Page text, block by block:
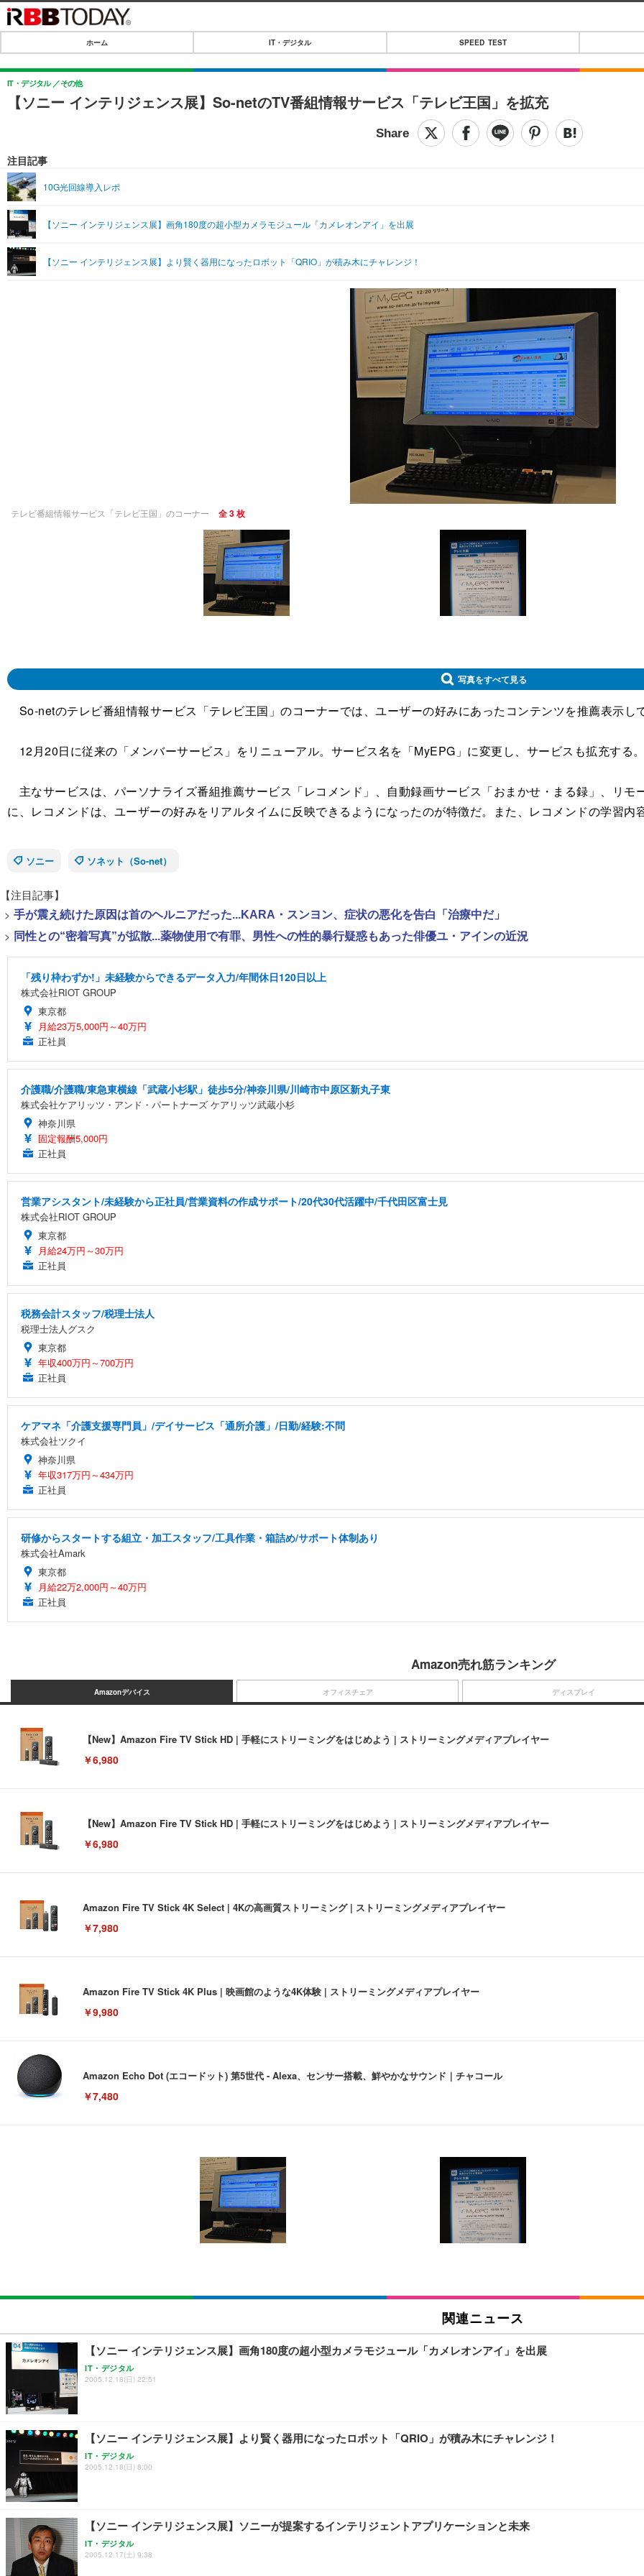
IT・デジタル
IT・デジタルTOP
SPEED TEST
音楽
ライフ
ペット
その他
リリース一覧
プッシュ通知の停止方法
ホーム IT・デジタル SPEED TEST
【ソニー インテリジェンス展】So-netのTV番組情報サービス「テレビ王国」を拡充
IT・デジタル その他
注目記事
10G光回線導入レポ
【ソニー インテリジェンス展】画角180度の超小型カメラモジュール「カメレオンアイ」を出展
【ソニー インテリジェンス展】より賢く器用になったロボット「QRIO」が積み木にチャレンジ！
テレビ番組情報サービス「テレビ王国」のコーナー 全 3 枚
写真をすべて見る
So-netのテレビ番組情報サービス「テレビ王国」のコーナーでは、ユーザーの好みにあったコンテンツを推薦表示し
12月20日に従来の「メンバーサービス」をリニューアル。サービス名を「MyEPG」に変更し、サービスも拡充する。
主なサービスは、パーソナライズ番組推薦サービス「レコメンド」、自動録画サービス「おまかせ・まる録」、リ
に、レコメンドは、ユーザーの好みをリアルタイムに反映できるようになったのが特徴だ。また、レコメンドの学習内
ソニー
ソネット（So-net）
【注目記事】
> 手が震え続けた原因は首のヘルニアだった...KARA・スンヨン、症状の悪化を告白「治療中だ」
> 同性との“密着写真”が拡散...薬物使用で有罪、男性への性的暴行疑惑もあった俳優ユ・アインの近況
「残り枠わずか!」未経験からできるデータ入力/年間休日120日以上
株式会社RIOT GROUP
東京都
月給23万5,000円～40万円
正社員
介護職/介護職/東急東横線「武蔵小杉駅」徒歩5分/神奈川県/川崎市中原区新丸子東
株式会社ケアリッツ・アンド・パートナーズ ケアリッツ武蔵小杉
神奈川県
固定報酬5,000円
正社員
営業アシスタント/未経験から正社員/営業資料の作成サポート/20代30代活躍中/千代田区富士見
株式会社RIOT GROUP
東京都
月給24万円～30万円
正社員
税務会計スタッフ/税理士法人
税理士法人グスク
東京都
年収400万円～700万円
正社員
ケアマネ「介護支援専門員」/デイサービス「通所介護」/日勤/経験:不問
株式会社ツクイ
神奈川県
年収317万円～434万円
正社員
研修からスタートする組立・加工スタッフ/工具作業・箱詰め/サポート体制あり
株式会社Amark
東京都
月給22万2,000円～40万円
正社員
Amazon売れ筋ランキング
Amazonデバイス
【New】Amazon Fire TV Stick HD | 手軽にストリーミングをはじめよう | ストリーミングメディアプレイヤー
￥6,980
【New】Amazon Fire TV Stick HD | 手軽にストリーミングをはじめよう | ストリーミングメディアプレイヤー
￥6,980
Amazon Fire TV Stick 4K Select | 4Kの高画質ストリーミング | ストリーミングメディアプレイヤー
￥7,980
Amazon Fire TV Stick 4K Plus | 映画館のような4K体験 | ストリーミングメディアプレイヤー
￥9,980
Amazon Echo Dot (エコードット) 第5世代 - Alexa、センサー搭載、鮮やかなサウンド｜チャコール
￥7,480
オフィスチェア
[EdoErgo] オフィスチェア 椅子 テレワーク 疲れない 跳ね上げ式アームレスト コンパクト 約105度ロッキング pc 事務椅子 360度回
Sezlife オフィスチェア デスクチェア 疲れない テレワーク チェア 強化バックレスト 30度ロッキング機能 人間工学 椅子 腰サポー
ション PCチェア 通気性メッシュ ゲーミング/勉強/事務用 おしゃれ パソコンチェア (ブラック)
￥7,680
ション PCチェア 通気性メッシュ ゲーミング/勉強/事務用 おしゃれ パソコンチェア (ホワイト)
￥7,680
勤務 ブラック
￥4,139
ディスプレイ
EIZO ビジネス向けプレミアムモニター | FlexScan EV3240X-WT | 31.5型4K UHD・USB Type-C・ホワイト
【純正品】27"ゲーミングモニター DualSense 充電フック付き（CFI-ZDM1J）
￥49,979
￥15,800
￥34,980
Amazonベーシック ペットシーツ 薄型 レギュラー 1回使い捨て 無香料 ホワイト 300枚
ネオ・ルーライフ ネオ・オムツ L 中型犬用 26枚入り 単品
￥1,800
￥3,670
￥3,731
関連ニュース
【ソニー インテリジェンス展】画角180度の超小型カメラモジュール「カメレオンアイ」を出展
IT・デジタル
2005.12.18(日) 22:51
【ソニー インテリジェンス展】より賢く器用になったロボット「QRIO」が積み木にチャレンジ！
IT・デジタル
2005.12.18(日) 8:00
【ソニー インテリジェンス展】ソニーが提案するインテリジェントアプリケーションと未来
IT・デジタル
2005.12.17(土) 9:38